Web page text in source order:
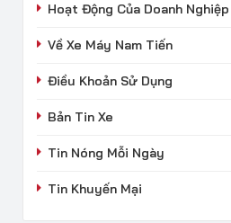
Hoạt Động Của Doanh Nghiệp
Về Xe Máy Nam Tiến
Điều Khoản Sử Dụng
Bản Tin Xe
Tin Nóng Mỗi Ngày
Tin Khuyến Mại